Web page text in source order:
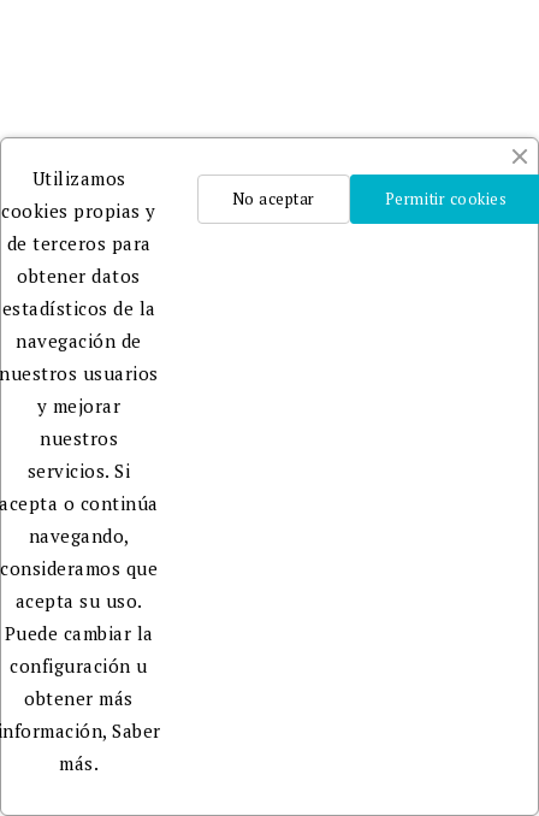
Utilizamos
cookies propias y
de terceros para
obtener datos
estadísticos de la
navegación de
nuestros usuarios
y mejorar
nuestros
servicios. Si
acepta o continúa
navegando,
consideramos que
acepta su uso.
Puede cambiar la
configuración u
obtener más
Saber
más.
Permitir cookies
No aceptar